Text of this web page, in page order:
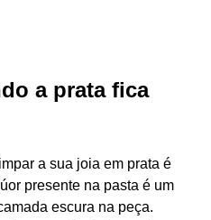
a prata fica
a sua joia em prata é
presente na pasta é um
escura na peça.